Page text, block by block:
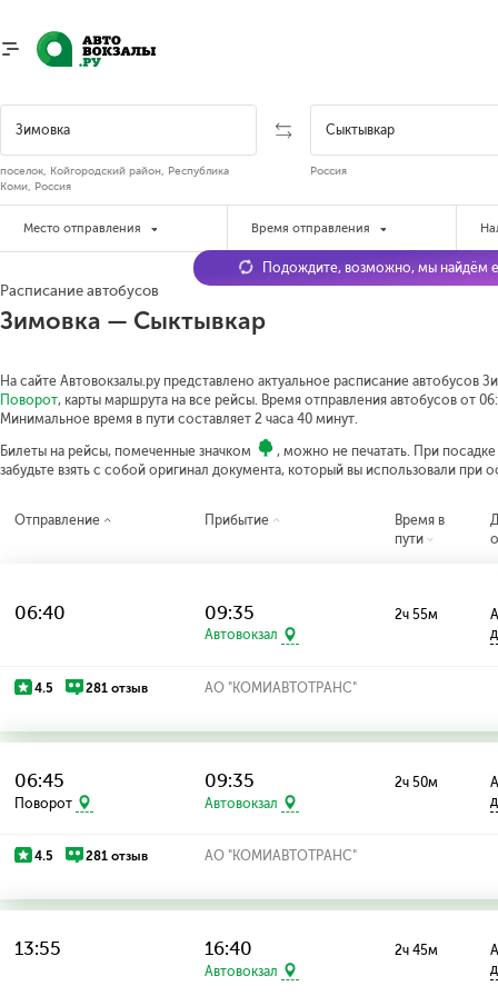
поселок, Койгородский район, Республика
Коми, Россия
Россия
Место отправления Время отправления
Расписание автобусов
Зимовка — Сыктывкар
На сайте Автовокзалы.ру представлено актуальное расписание автобусов
Поворот, карты маршрута на все рейсы. Время отправления автобусов от
Минимальное время в пути составляет 2 часа 40 минут.
Билеты на рейсы, помеченные значком
, можно не печатать. При
забудьте взять с собой оригинал документа, который вы использовали при
Подождите, возможно, мы найдём
Отправление Прибытие
Время в
пути
06:40 09:35
Автовокзал
2ч 55м
4.5 281 отзыв АО "КОМИАВТОТРАНС"
06:45
Поворот
09:35
Автовокзал
2ч 50м
4.5 281 отзыв АО "КОМИАВТОТРАНС"
13:55 16:40
Автовокзал
2ч 45м